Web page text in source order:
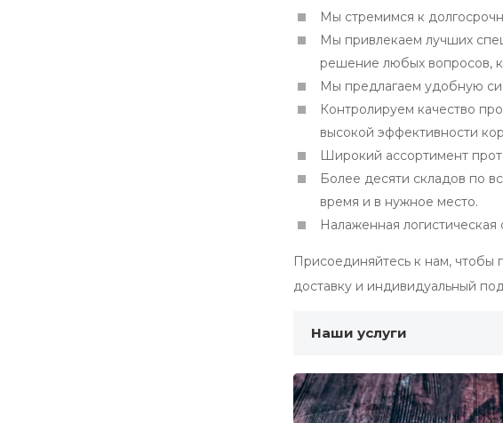
Мы стремимся к
Мы привлекаем лучших
решение любых вопросов,
Мы предлагаем удобную
Контролируем качество
высокой эффективности
Широкий ассортимент
Более десяти складов по
время и в нужное место.
Налаженная
Присоединяйтесь к нам, чтобы
доставку и индивидуальный
Наши услуги